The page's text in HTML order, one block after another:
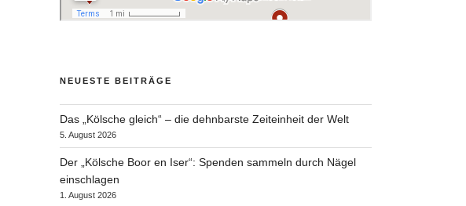
NEUESTE BEITRÄGE
Das „Kölsche gleich“ – die dehnbarste Zeiteinheit der Welt
5. August 2026
Der „Kölsche Boor en Iser“: Spenden sammeln durch Nägel
einschlagen
1. August 2026